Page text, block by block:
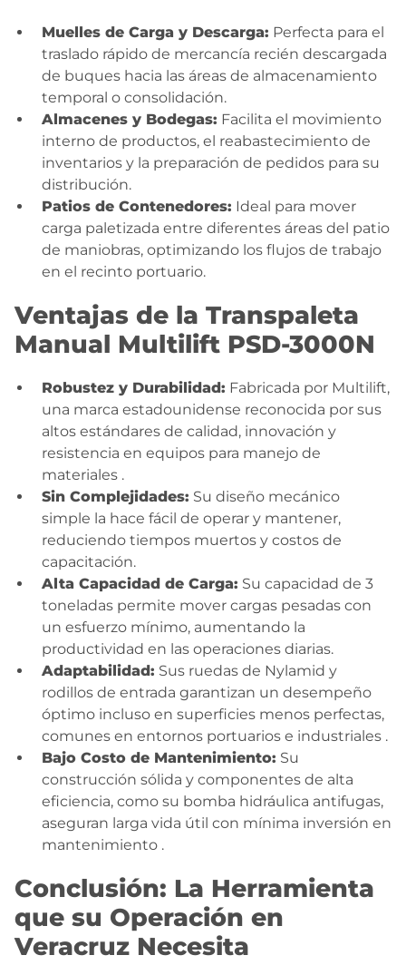
Muelles de Carga y Descarga: Perfecta para el
traslado rápido de mercancía recién descargada
de buques hacia las áreas de almacenamiento
temporal o consolidación.
Almacenes y Bodegas: Facilita el movimiento
interno de productos, el reabastecimiento de
inventarios y la preparación de pedidos para su
distribución.
Patios de Contenedores: Ideal para mover
carga paletizada entre diferentes áreas del patio
de maniobras, optimizando los flujos de trabajo
en el recinto portuario.
Ventajas de la Transpaleta
Manual Multilift PSD-3000N
Robustez y Durabilidad: Fabricada por Multilift,
una marca estadounidense reconocida por sus
altos estándares de calidad, innovación y
resistencia en equipos para manejo de
materiales .
Sin Complejidades: Su diseño mecánico
simple la hace fácil de operar y mantener,
reduciendo tiempos muertos y costos de
capacitación.
Alta Capacidad de Carga: Su capacidad de 3
toneladas permite mover cargas pesadas con
un esfuerzo mínimo, aumentando la
productividad en las operaciones diarias.
Adaptabilidad: Sus ruedas de Nylamid y
rodillos de entrada garantizan un desempeño
óptimo incluso en superficies menos perfectas,
comunes en entornos portuarios e industriales .
Bajo Costo de Mantenimiento: Su
construcción sólida y componentes de alta
eficiencia, como su bomba hidráulica antifugas,
aseguran larga vida útil con mínima inversión en
mantenimiento .
Conclusión: La Herramienta
que su Operación en
Veracruz Necesita